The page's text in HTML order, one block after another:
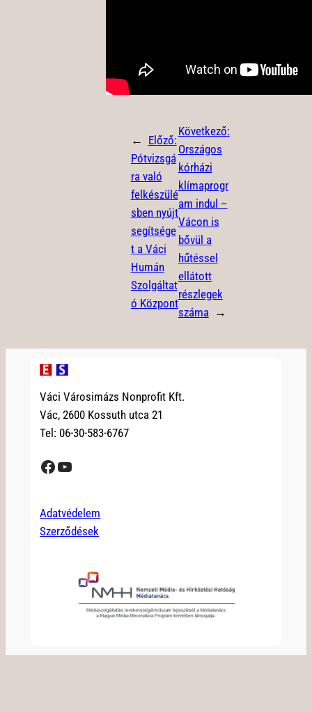
← Előző:
Pótvizsgá
ra való
felkészülé
sben nyújt
segítsége
t a Váci
Humán
Szolgáltat
ó Központ
Következő:
Országos
kórházi
klímaprogr
am indul –
Vácon is
bővül a
hűtéssel
ellátott
részlegek
száma →
Váci Városimázs Nonprofit Kft.
Vác, 2600 Kossuth utca 21
Tel: 06-30-583-6767
Facebook YouTube
Adatvédelem
Szerződések